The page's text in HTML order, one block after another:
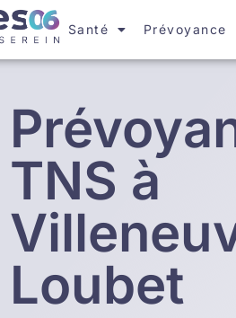
Santé Prévoyance
TNS à
Loubet